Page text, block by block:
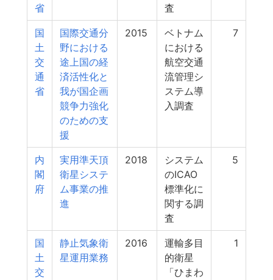
省
査
国
土
交
通
省
国際交通分
野における
途上国の経
済活性化と
我が国企画
競争力強化
のための支
援
2015
ベトナム
における
航空交通
流管理シ
ステム導
入調査
7
内
閣
府
実用準天頂
衛星システ
ム事業の推
進
2018
システム
のICAO
標準化に
関する調
査
5
国
土
交
静止気象衛
星運用業務
2016
運輸多目
的衛星
「ひまわ
1